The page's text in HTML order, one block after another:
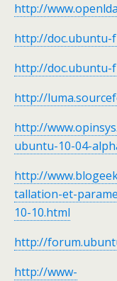
http://
http://doc.ubuntu-
http://
http://
http://
ubuntu-10-04-
http://
tallation-et-
10-10.html
http://
http://www-